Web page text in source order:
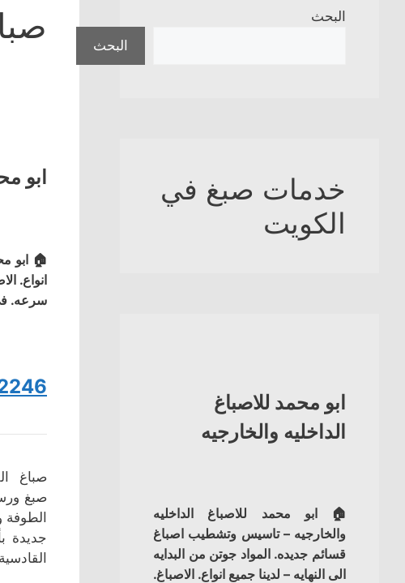
ابو
🏠 ابو
انواع.
سرعه.
صباغ
صبغ
الطوفة
جديدة
البحث
البحث
خدمات صبغ في
الكويت
ابو محمد للاصباغ
الداخليه والخارجيه
🏠 ابو محمد للاصباغ الداخليه
والخارجيه – تاسيس وتشطيب اصباغ
قسائم جديده. المواد جوتن من البدايه
الى النهايه – لدينا جميع انواع. الاصباغ.